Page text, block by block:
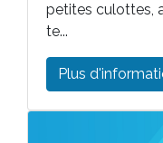
petites culottes,
te...
Plus